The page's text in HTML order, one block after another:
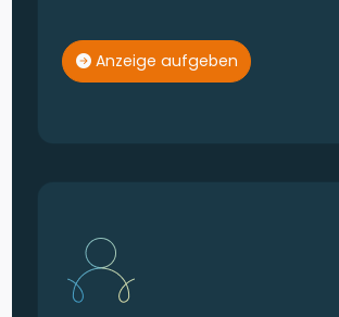
Anzeige aufgeben